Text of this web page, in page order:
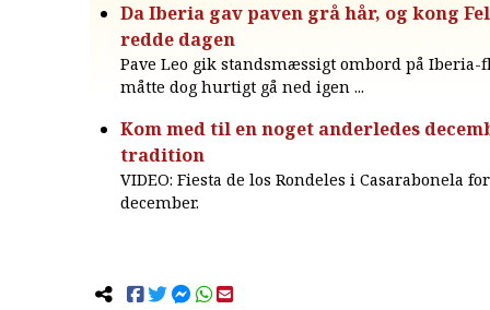
Da Iberia gav paven grå hår, og kong
redde dagen
Pave Leo gik standsmæssigt ombord på Iberia-
måtte dog hurtigt gå ned igen ...
Kom med til en noget anderledes
tradition
VIDEO: Fiesta de los Rondeles i Casarabonela
december.